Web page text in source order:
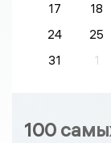
17
18
24
25
31
1
100